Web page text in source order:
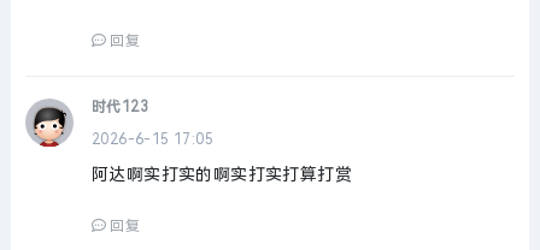
回复
时代123
2026-6-15 17:05
阿达啊实打实的啊实打实打算打赏
回复